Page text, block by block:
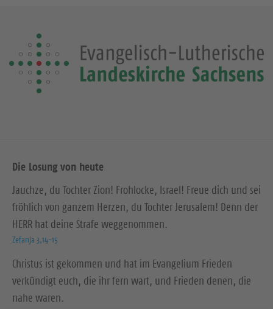
Die Losung von heute
Jauchze, du Tochter Zion! Frohlocke, Israel! Freue dich und sei
fröhlich von ganzem Herzen, du Tochter Jerusalem! Denn der
HERR hat deine Strafe weggenommen.
Zefanja 3,14-15
Christus ist gekommen und hat im Evangelium Frieden
verkündigt euch, die ihr fern wart, und Frieden denen, die
nahe waren.